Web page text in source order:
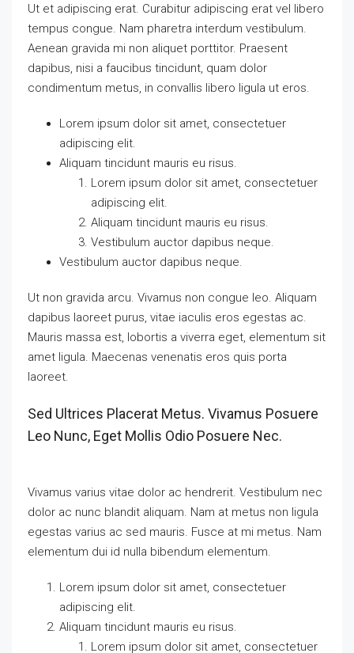
Ut et adipiscing erat. Curabitur adipiscing erat vel libero
tempus congue. Nam pharetra interdum vestibulum.
Aenean gravida mi non aliquet porttitor. Praesent
dapibus, nisi a faucibus tincidunt, quam dolor
condimentum metus, in convallis libero ligula ut eros.
Lorem ipsum dolor sit amet, consectetuer
adipiscing elit.
Aliquam tincidunt mauris eu risus.
Lorem ipsum dolor sit amet, consectetuer
adipiscing elit.
Aliquam tincidunt mauris eu risus.
Vestibulum auctor dapibus neque.
Vestibulum auctor dapibus neque.
Ut non gravida arcu. Vivamus non congue leo. Aliquam
dapibus laoreet purus, vitae iaculis eros egestas ac.
Mauris massa est, lobortis a viverra eget, elementum sit
amet ligula. Maecenas venenatis eros quis porta
laoreet.
Sed Ultrices Placerat Metus. Vivamus Posuere
Leo Nunc, Eget Mollis Odio Posuere Nec.
Vivamus varius vitae dolor ac hendrerit. Vestibulum nec
dolor ac nunc blandit aliquam. Nam at metus non ligula
egestas varius ac sed mauris. Fusce at mi metus. Nam
elementum dui id nulla bibendum elementum.
Lorem ipsum dolor sit amet, consectetuer
adipiscing elit.
Aliquam tincidunt mauris eu risus.
Lorem ipsum dolor sit amet, consectetuer